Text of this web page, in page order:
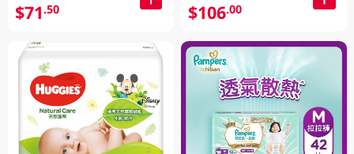
$71.50 $106.00